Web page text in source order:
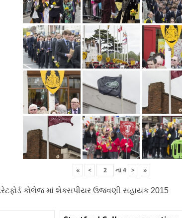
« < ના4 > »
કોલેજ માં શેક્સપીયર ઉજવણી સહાયક 2015